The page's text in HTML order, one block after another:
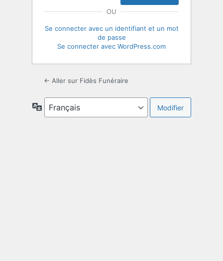
OU
Se connecter avec un identifiant et un mot
de passe
Se connecter avec WordPress.com
← Aller sur Fidès Funéraire
Langue